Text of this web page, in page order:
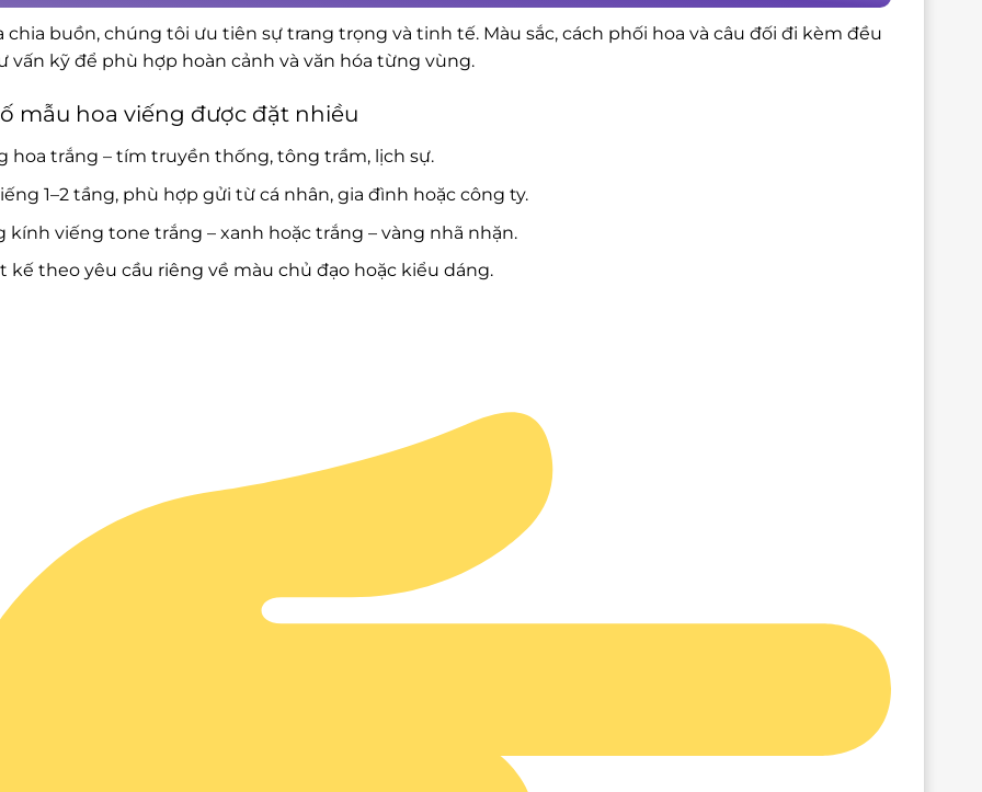
chia buồn, chúng tôi ưu tiên sự trang trọng và tinh tế. Màu sắc, cách phối hoa và câu đối đi kèm đều
vấn kỹ để phù hợp hoàn cảnh và văn hóa từng vùng.
mẫu hoa viếng được đặt nhiều
hoa trắng – tím truyền thống, tông trầm, lịch sự.
1–2 tầng, phù hợp gửi từ cá nhân, gia đình hoặc công ty.
kính viếng tone trắng – xanh hoặc trắng – vàng nhã nhặn.
kế theo yêu cầu riêng về màu chủ đạo hoặc kiểu dáng.